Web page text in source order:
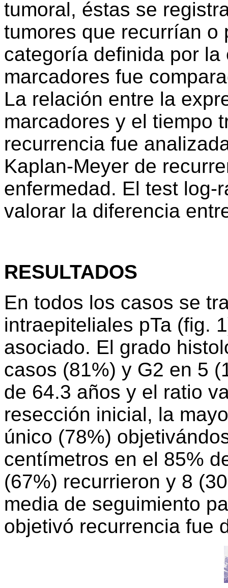
tumoral, éstas se
tumores que recurrían o
categoría definida por
marcadores fue
La relación entre la
marcadores y el tiempo
recurrencia fue
Kaplan-Meyer de
enfermedad. El test log-
valorar la diferencia
RESULTADOS
En todos los casos se
intraepiteliales pTa (fig.
asociado. El grado
casos (81%) y G2 en 5
de 64.3 años y el ratio
resección inicial, la
único (78%)
centímetros en el 85%
(67%) recurrieron y 8
media de seguimiento
objetivó recurrencia fue